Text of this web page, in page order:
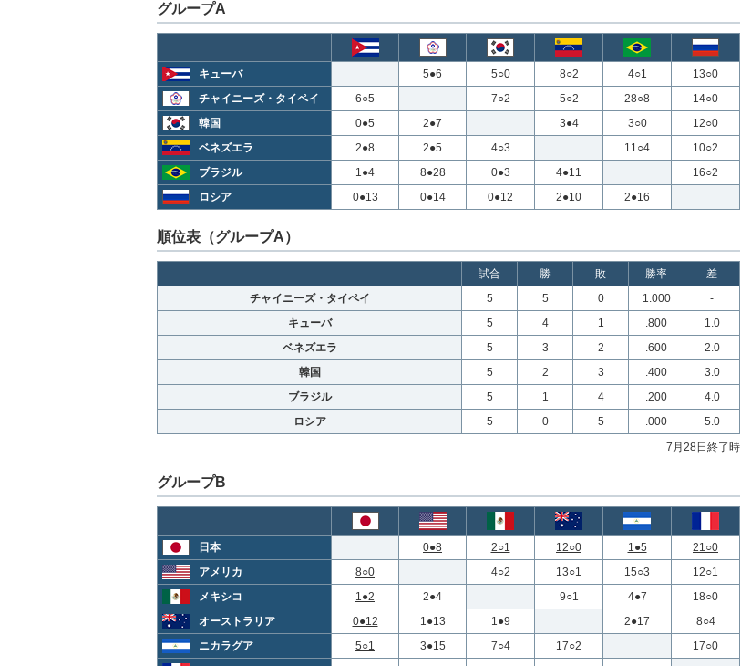
グループA
キューバ 5●6 5○0 8○2 4○1
13○0
チャイニーズ・タイペイ
6○5 7○2 5○2 28○8
14○0
韓国
0●5 2●7 3●4 3○0
12○0
ベネズエラ
2●8 2●5 4○3 11○4
10○2
ブラジル
1●4 8●28 0●3 4●11
16○2
ロシア
0●13 0●14 0●12 2●10 2●16
順位表（グループA）
試合 勝 敗 勝率
差
チャイニーズ・タイペイ
5 5 0 1.000
-
キューバ
5 4 1 .800
1.0
ベネズエラ
5 3 2 .600
2.0
韓国
5 2 3 .400
3.0
ブラジル
5 1 4 .200
4.0
ロシア
5 0 5 .000
5.0
7月28日終了時
グループB
日本 0●8 2○1 12○0 1●5
21○0
アメリカ
8○0 4○2 13○1 15○3
12○1
メキシコ
1●2 2●4 9○1 4●7
18○0
オーストラリア
0●12 1●13 1●9 2●17
8○4
ニカラグア
5○1 3●15 7○4 17○2
17○0